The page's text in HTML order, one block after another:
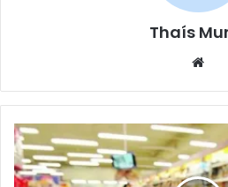
Thaís